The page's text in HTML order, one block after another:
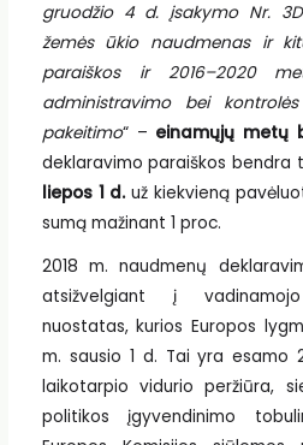
gruodžio 4 d. įsakymo Nr.
žemės ūkio naudmenas ir
paraiškos ir 2016–2020
administravimo bei
pakeitimo“ – einamųjų metų
deklaravimo paraiškos bendra
liepos 1 d.už kiekvieną
sumą mažinant 1 proc.
2018 m. naudmenų
atsižvelgiant į vadinamojo
nuostatas, kurios Europos
m. sausio 1 d. Tai yra esamo
laikotarpio vidurio peržiūra,
politikos įgyvendinimo